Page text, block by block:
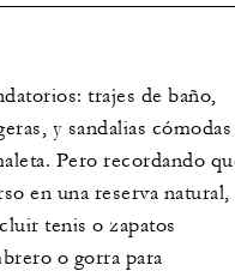
trajes de baño,
y sandalias cómodas
Pero recordando
en una reserva natural,
tenis o zapatos
o gorra para